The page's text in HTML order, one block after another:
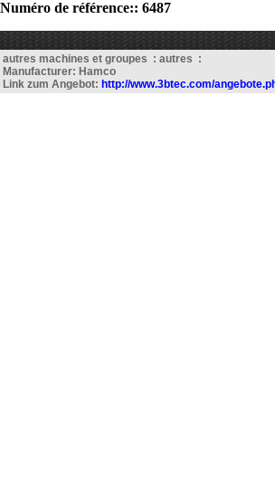
Numéro de référence:: 6487
autres machines et groupes : autres :
Manufacturer: Hamco
Link zum Angebot: http://www.3btec.com/